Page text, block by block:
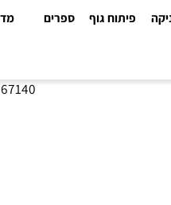
פיתוח גוף ספרים